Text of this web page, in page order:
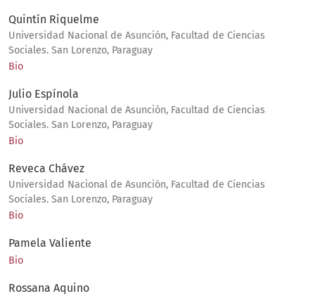
Quintín Riquelme
Universidad Nacional de Asunción, Facultad de Ciencias
Sociales. San Lorenzo, Paraguay
Bio
Julio Espínola
Universidad Nacional de Asunción, Facultad de Ciencias
Sociales. San Lorenzo, Paraguay
Bio
Reveca Chávez
Universidad Nacional de Asunción, Facultad de Ciencias
Sociales. San Lorenzo, Paraguay
Bio
Pamela Valiente
Bio
Rossana Aquino